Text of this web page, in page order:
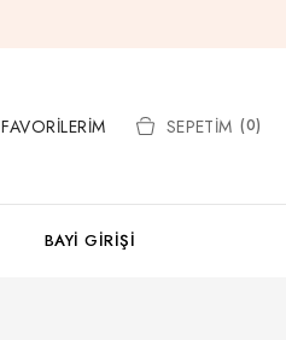
FAVORILERIM SEPETIM (0)
BAYI GIRIŞI